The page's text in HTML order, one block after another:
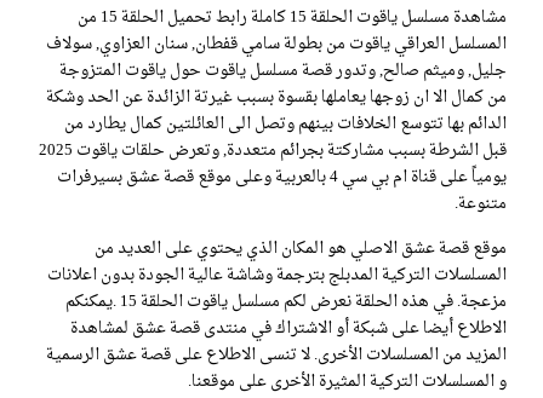
مشاهدة مسلسل ياقوت الحلقة 15 كاملة رابط تحميل الحلقة 15 من
المسلسل العراقي ياقوت من بطولة سامي قفطان, سنان العزاوي, سولاف
جليل, وميثم صالح, وتدور قصة مسلسل ياقوت حول ياقوت المتزوجة
من كمال الا ان زوجها يعاملها بقسوة بسبب غيرتة الزائدة عن الحد وشكة
الدائم بها تتوسع الخلافات بينهم وتصل الى العائلتين كمال يطارد من
قبل الشرطة بسبب مشاركتة بجرائم متعددة, وتعرض حلقات ياقوت 2025
يومياً على قناة ام بي سي 4 بالعربية وعلى موقع قصة عشق بسيرفرات
متنوعة.
موقع قصة عشق الاصلي هو المكان الذي يحتوي على العديد من
المسلسلات التركية المدبلج بترجمة وشاشة عالية الجودة بدون اعلانات
مزعجة. في هذه الحلقة نعرض لكم مسلسل ياقوت الحلقة 15 .يمكنكم
الاطلاع أيضا على شبكة أو الاشتراك في منتدى قصة عشق لمشاهدة
المزيد من المسلسلات الأخرى. لا تنسى الاطلاع على قصة عشق الرسمية
و المسلسلات التركية المثيرة الأخرى على موقعنا.